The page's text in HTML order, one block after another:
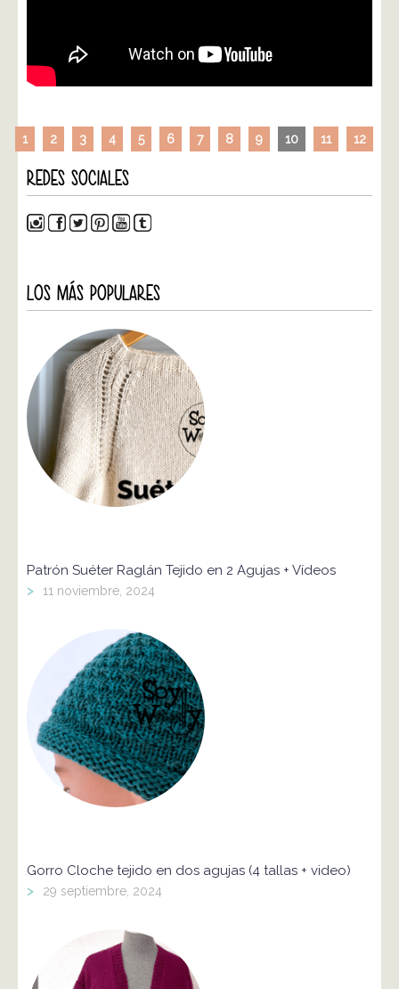
1 2 3 4 5 6 7 8 9 10 11 12
REDES SOCIALES
LOS MÁS POPULARES
Patrón Suéter Raglán Tejido en 2 Agujas + Vídeos
> 11 noviembre, 2024
Gorro Cloche tejido en dos agujas (4 tallas + video)
> 29 septiembre, 2024